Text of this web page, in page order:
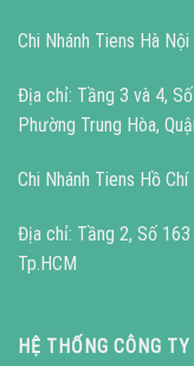
Chi Nhánh Tiens Hà Nội
Địa chỉ: Tầng 3 và 4,
Phường Trung Hòa,
Chi Nhánh Tiens Hồ Chí
Địa chỉ: Tầng 2, Số 163
Tp.HCM
HỆ THỐNG CÔNG